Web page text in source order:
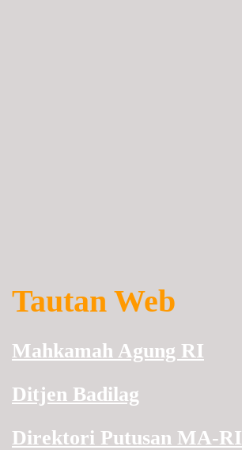
Tautan Web
Mahkamah Agung RI
Ditjen Badilag
Direktori Putusan MA-RI